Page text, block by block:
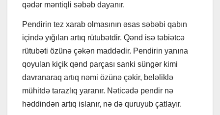
qədər məntiqli səbəb dayanır.
Pendirin tez xarab olmasının əsas səbəbi qabın
içində yığılan artıq rütubətdir. Qənd isə təbiətcə
rütubəti özünə çəkən maddədir. Pendirin yanına
qoyulan kiçik qənd parçası sanki süngər kimi
davranaraq artıq nəmi özünə çəkir, beləliklə
mühitdə tarazlıq yaranır. Nəticədə pendir nə
həddindən artıq islanır, nə də quruyub çatlayır.